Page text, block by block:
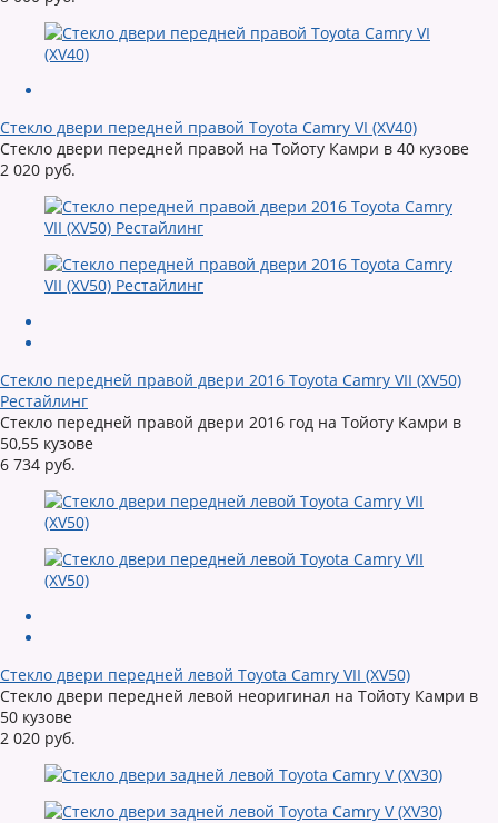
Стекло двери передней правой Toyota Camry VI (XV40)
Стекло двери передней правой на Тойоту Камри в 40 кузове
2 020 руб.
Стекло передней правой двери 2016 Toyota Camry VII (XV50)
Рестайлинг
Стекло передней правой двери 2016 год на Тойоту Камри в
50,55 кузове
6 734 руб.
Стекло двери передней левой Toyota Camry VII (XV50)
Стекло двери передней левой неоригинал на Тойоту Камри в
50 кузове
2 020 руб.